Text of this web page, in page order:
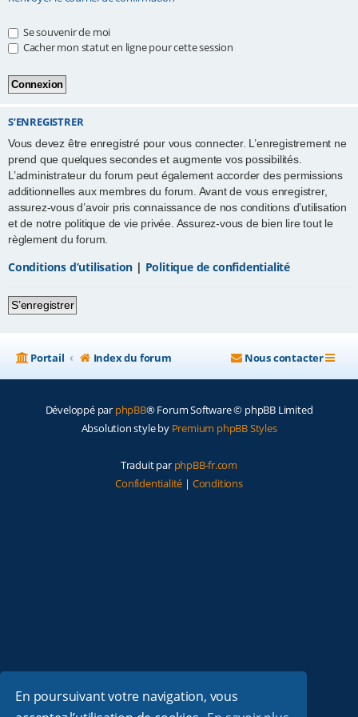
En poursuivant votre navigation, vous
Se souvenir de moi
Cacher mon statut en ligne pour cette session
S’ENREGISTRER
Vous devez être enregistré pour vous connecter. L’enregistrement ne
prend que quelques secondes et augmente vos possibilités.
L’administrateur du forum peut également accorder des permissions
additionnelles aux membres du forum. Avant de vous enregistrer,
assurez-vous d’avoir pris connaissance de nos conditions d’utilisation
et de notre politique de vie privée. Assurez-vous de bien lire tout le
règlement du forum.
Conditions d’utilisation | Politique de confidentialité
S’enregistrer
Portail Index du forum Nous contacter
Développé par phpBB® Forum Software © phpBB Limited
Absolution style by Premium phpBB Styles
Traduit par phpBB-fr.com
Confidentialité | Conditions